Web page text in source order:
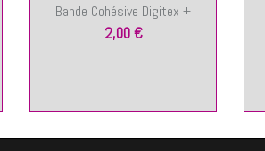
Bande Cohésive Digitex +
2,00 €